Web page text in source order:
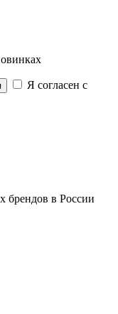
Я согласен с
брендов в России